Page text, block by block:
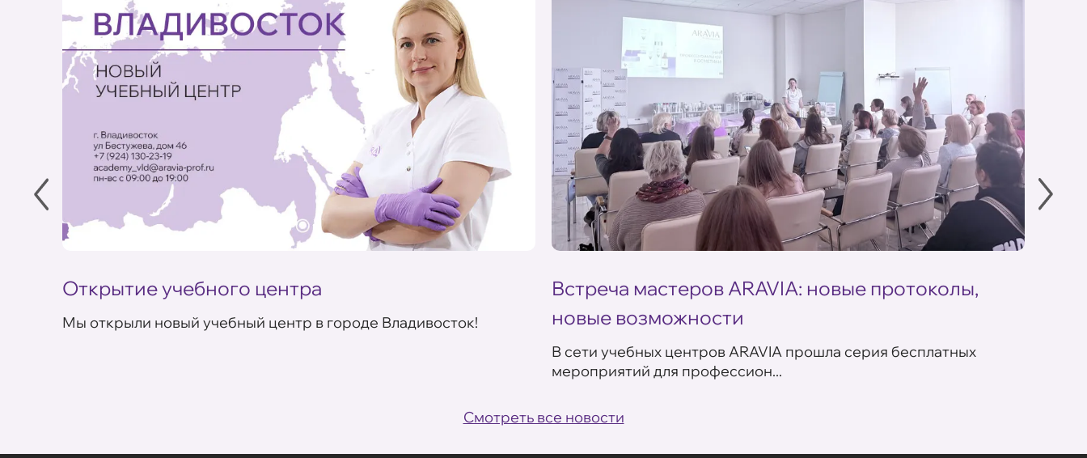
Открытие учебного центра
Мы открыли новый учебный центр в городе Владивосток!
Встреча мастеров ARAVIA: новые протоколы,
новые возможности
В сети учебных центров ARAVIA прошла серия бесплатных
мероприятий для профессион...
Смотреть все новости